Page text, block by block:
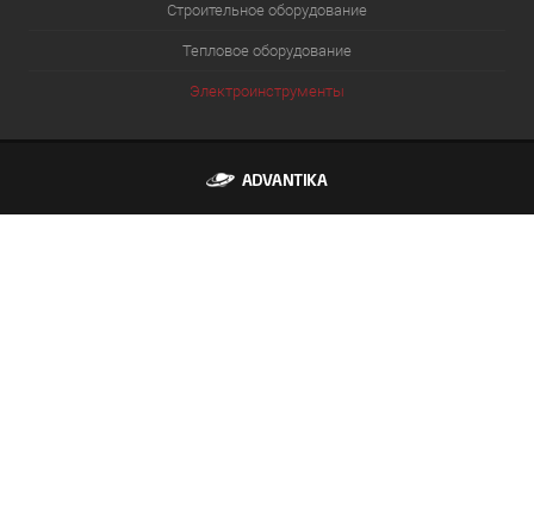
Строительное оборудование
Тепловое оборудование
Электроинструменты